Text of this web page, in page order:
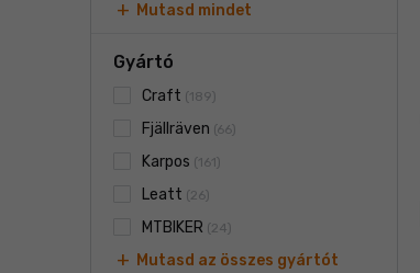
add Mutasd mindet
Gyártó
Craft (189)
Fjällräven (66)
Karpos (161)
Leatt (26)
MTBIKER (24)
add Mutasd az összes gyártót